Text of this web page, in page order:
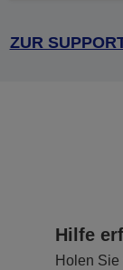
ZUR
Hilfe
Holen